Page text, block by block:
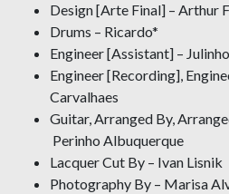
Design [Arte Final] – Arthur
Drums – Ricardo*
Engineer [Assistant] – Julinho
Engineer [Recording],
Carvalhaes
Guitar, Arranged By,
Perinho Albuquerque
Lacquer Cut By – Ivan Lisnik
Photography By – Marisa